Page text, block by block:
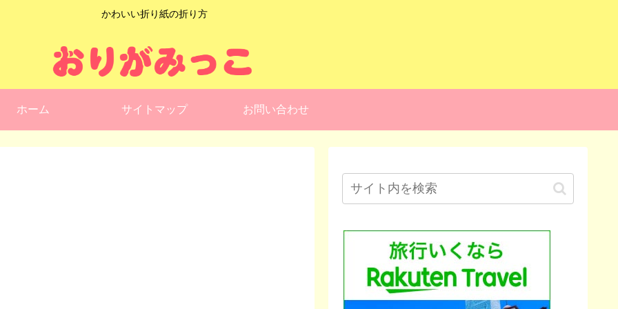
かわいい折り紙の折り方
ホーム サイトマップ お問い合わせ